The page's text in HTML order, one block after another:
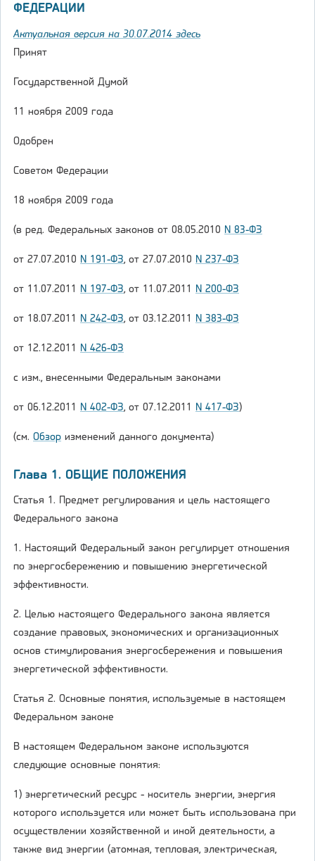
ФЕДЕРАЦИИ
Актуальная версия на 30.07.2014 здесь
Принят
Государственной Думой
11 ноября 2009 года
Одобрен
Советом Федерации
18 ноября 2009 года
(в ред. Федеральных законов от 08.05.2010 N 83-ФЗ
от 27.07.2010 N 191-ФЗ, от 27.07.2010 N 237-ФЗ
от 11.07.2011 N 197-ФЗ, от 11.07.2011 N 200-ФЗ
от 18.07.2011 N 242-ФЗ, от 03.12.2011 N 383-ФЗ
от 12.12.2011 N 426-ФЗ
с изм., внесенными Федеральным законами
от 06.12.2011 N 402-ФЗ, от 07.12.2011 N 417-ФЗ)
(см. Обзор изменений данного документа)
Глава 1. ОБЩИЕ ПОЛОЖЕНИЯ
Статья 1. Предмет регулирования и цель настоящего
Федерального закона
1. Настоящий Федеральный закон регулирует отношения
по энергосбережению и повышению энергетической
эффективности.
2. Целью настоящего Федерального закона является
создание правовых, экономических и организационных
основ стимулирования энергосбережения и повышения
энергетической эффективности.
Статья 2. Основные понятия, используемые в настоящем
Федеральном законе
В настоящем Федеральном законе используются
следующие основные понятия:
1) энергетический ресурс - носитель энергии, энергия
которого используется или может быть использована при
осуществлении хозяйственной и иной деятельности, а
также вид энергии (атомная, тепловая, электрическая,